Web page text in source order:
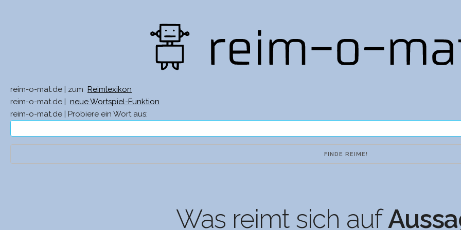
reim-o-mat.de | zum
Reimlexikon
reim-o-mat.de |
neue Wortspiel-Funktion
reim-o-mat.de | Probiere ein Wort aus:
Was reimt sich auf